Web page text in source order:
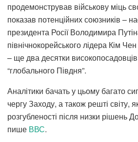
продемонстрував військову міць
показав потенційних союзників –
президента Росії Володимира
північнокорейського лідера Кім
– ще два десятки високопосадовців
“глобального Півдня”.
Аналітики бачать у цьому багато
чергу Заходу, а також решті світу,
розгубленості після низки рішень
пише ВВС.